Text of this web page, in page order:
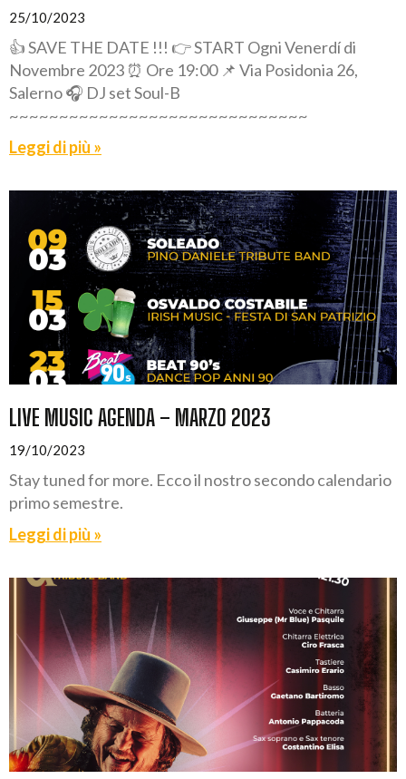
25/10/2023
👍 SAVE THE DATE !!! 👉 START Ogni Venerdí di
Novembre 2023 ⏰ Ore 19:00 📌 Via Posidonia 26,
Salerno 🎧 DJ set Soul-B
~~~~~~~~~~~~~~~~~~~~~~~~~~~~~~
Leggi di più »
LIVE MUSIC AGENDA – MARZO 2023
19/10/2023
Stay tuned for more. Ecco il nostro secondo calendario
primo semestre.
Leggi di più »